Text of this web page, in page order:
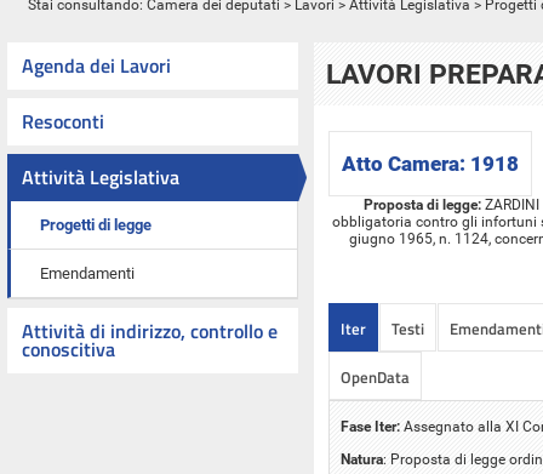
Stai consultando: Camera dei deputati > Lavori > Attività Legislativa > Progetti
Agenda dei Lavori
Resoconti
Attività Legislativa
Progetti di legge
Emendamenti
Attività di indirizzo, controllo e
conoscitiva
LAVORI
Atto Camera: 1918
Proposta di legge:
obbligatoria contro gli infortuni
giugno 1965, n. 1124,
Iter Testi
OpenData
Fase Iter: Assegnato alla XI
Natura: Proposta di legge